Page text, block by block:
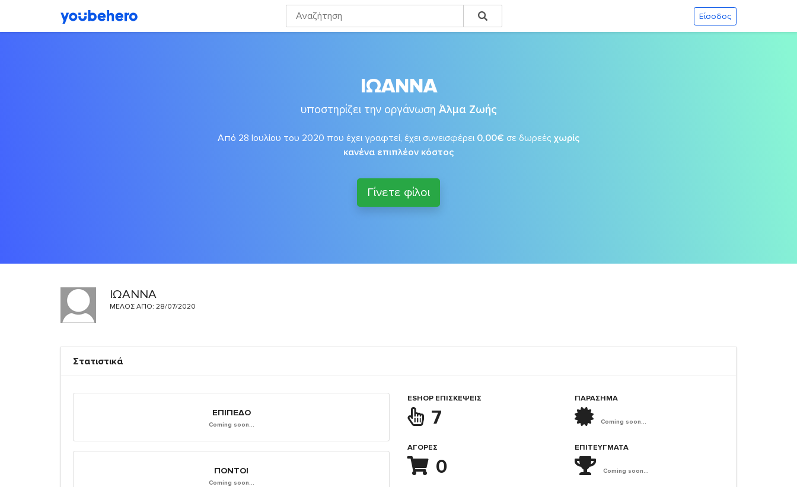
Είσοδος
ΙΩΑΝΝΑ
υποστηρίζει την οργάνωση Άλμα Ζωής
Από 28 Ιουλίου του 2020 που έχει γραφτεί, έχει συνεισφέρει 0,00€ σε δωρεές χωρίς
κανένα επιπλέον κόστος
Γίνετε φίλοι
ΙΩΑΝΝΑ
ΜΈΛΟΣ ΑΠΌ: 28/07/2020
Στατιστικά
ΕΠΊΠΕΔΟ
Coming soon...
ΠΌΝΤΟΙ
Coming soon...
ESHOP ΕΠΙΣΚΈΨΕΙΣ
7
ΑΓΟΡΈΣ
0
ΠΑΡΑΣΗΜΑ
Coming soon...
ΕΠΙΤΕΎΓΜΑΤΑ
Coming soon...